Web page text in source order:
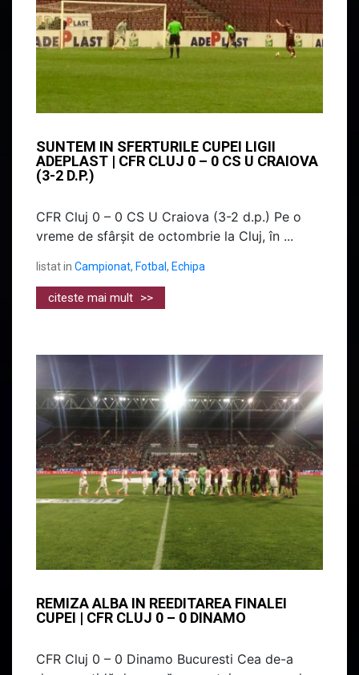
SUNTEM IN SFERTURILE CUPEI LIGII
ADEPLAST | CFR CLUJ 0 – 0 CS U CRAIOVA
(3-2 D.P.)
CFR Cluj 0 – 0 CS U Craiova (3-2 d.p.) Pe o
vreme de sfârșit de octombrie la Cluj, în ...
listat in Campionat, Fotbal, Echipa
citeste mai mult >>
REMIZA ALBA IN REEDITAREA FINALEI
CUPEI | CFR CLUJ 0 – 0 DINAMO
CFR Cluj 0 – 0 Dinamo Bucuresti Cea de-a